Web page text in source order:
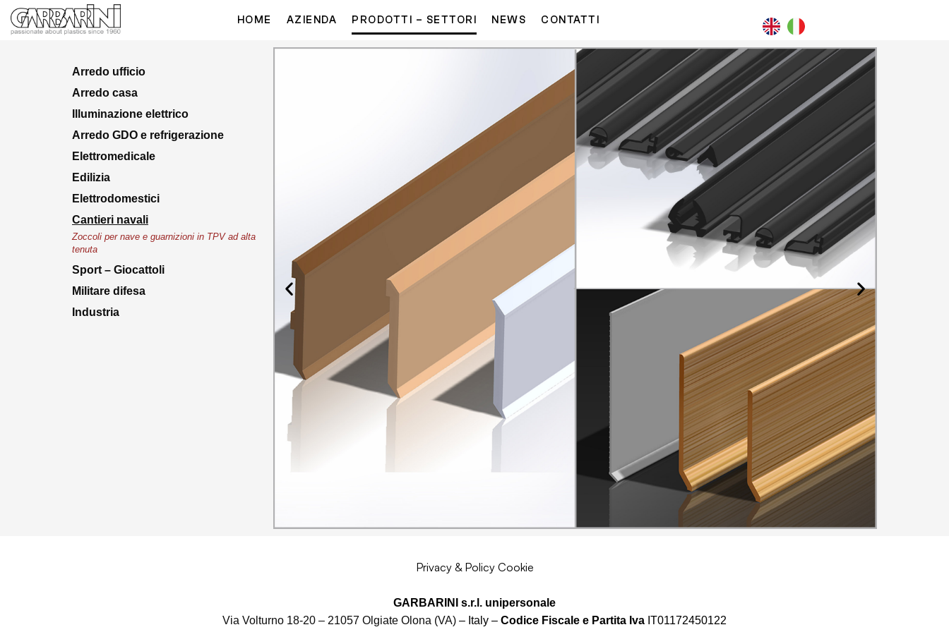
HOME AZIENDA PRODOTTI – SETTORI NEWS CONTATTI
Arredo ufficio
Arredo casa
Illuminazione elettrico
Arredo GDO e refrigerazione
Elettromedicale
Edilizia
Elettrodomestici
Cantieri navali
Zoccoli per nave e guarnizioni in TPV ad alta
tenuta
Sport – Giocattoli
Militare difesa
Industria
Privacy & Policy Cookie
GARBARINI s.r.l. unipersonale
Via Volturno 18-20 – 21057 Olgiate Olona (VA) – Italy – Codice Fiscale e Partita Iva IT01172450122